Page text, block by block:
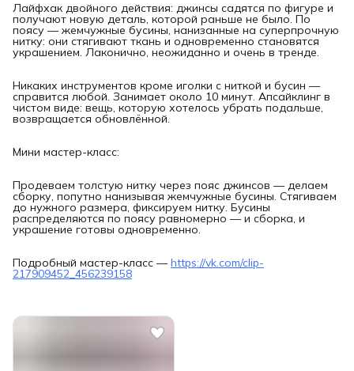
Лайфхак двойного действия: джинсы садятся по фигуре и
получают новую деталь, которой раньше не было. По
поясу — жемчужные бусины, нанизанные на суперпрочную
нитку: они стягивают ткань и одновременно становятся
украшением. Лаконично, неожиданно и очень в тренде.
Никаких инструментов кроме иголки с ниткой и бусин —
справится любой. Занимает около 10 минут. Апсайклинг в
чистом виде: вещь, которую хотелось убрать подальше,
возвращается обновлённой.
Мини мастер-класс:
Продеваем толстую нитку через пояс джинсов — делаем
сборку, попутно нанизывая жемчужные бусины. Стягиваем
до нужного размера, фиксируем нитку. Бусины
распределяются по поясу равномерно — и сборка, и
украшение готовы одновременно.
Подробный мастер-класс —https://vk.com/clip-
217909452_456239158